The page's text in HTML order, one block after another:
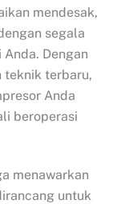
mendesak,
segala
Dengan
teknik terbaru,
Anda
beroperasi
menawarkan
untuk